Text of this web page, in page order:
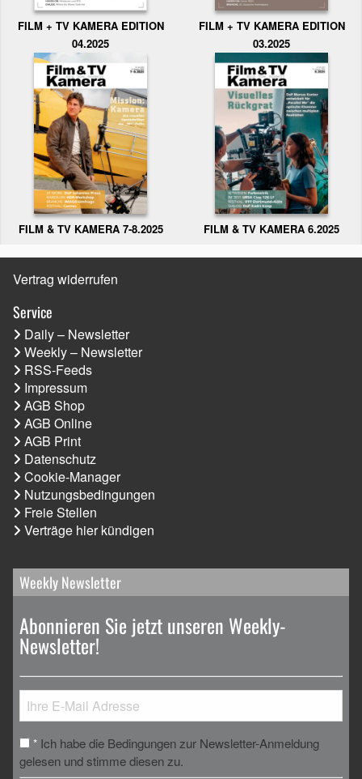
FILM + TV KAMERA EDITION
04.2025
FILM + TV KAMERA EDITION
03.2025
FILM & TV KAMERA 7-8.2025 FILM & TV KAMERA 6.2025
Vertrag widerrufen
Service
Daily – Newsletter
Weekly – Newsletter
RSS-Feeds
Impressum
AGB Shop
AGB Online
AGB Print
Datenschutz
Cookie-Manager
Nutzungsbedingungen
Freie Stellen
Verträge hier kündigen
Weekly Newsletter
Abonnieren Sie jetzt unseren Weekly-
Newsletter!
* Ich habe die Bedingungen zur Newsletter-Anmeldung
gelesen und stimme diesen zu.